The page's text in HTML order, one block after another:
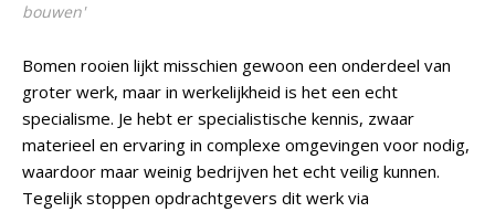
bouwen'
Bomen rooien lijkt misschien gewoon een onderdeel van
groter werk, maar in werkelijkheid is het een echt
specialisme. Je hebt er specialistische kennis, zwaar
materieel en ervaring in complexe omgevingen voor nodig,
waardoor maar weinig bedrijven het echt veilig kunnen.
Tegelijk stoppen opdrachtgevers dit werk via